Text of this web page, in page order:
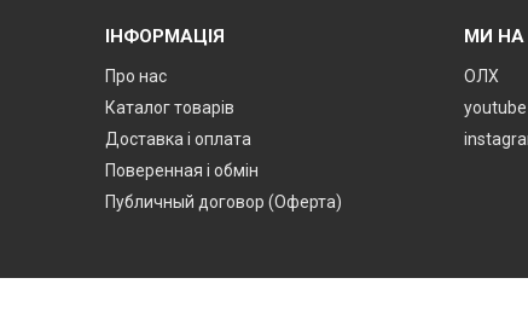
ІНФОРМАЦІЯ
Про нас
Каталог товарів
Доставка і оплата
Поверенная і обмін
Публичный договор (Оферта)
МИ НА
ОЛХ
youtube